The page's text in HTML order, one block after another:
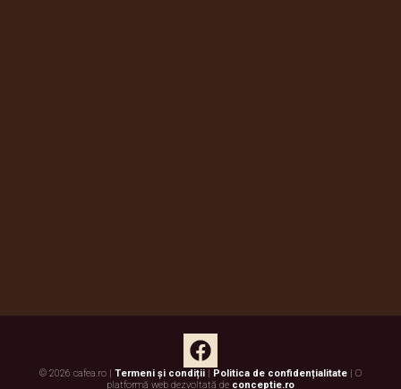
© 2026 cafea.ro | Termeni și condiții Politica de confidențialitate | O
platformă web dezvoltată de conceptie.ro